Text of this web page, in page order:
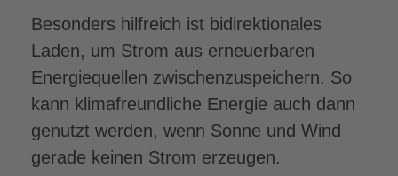
Besonders hilfreich ist bidirektionales
Laden, um Strom aus erneuerbaren
Energiequellen zwischenzuspeichern. So
kann klimafreundliche Energie auch dann
genutzt werden, wenn Sonne und Wind
gerade keinen Strom erzeugen.